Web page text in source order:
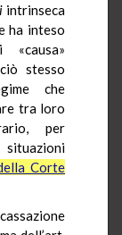
intrinseca
ha inteso
«causa»
stesso
che
tra loro
per
Corte